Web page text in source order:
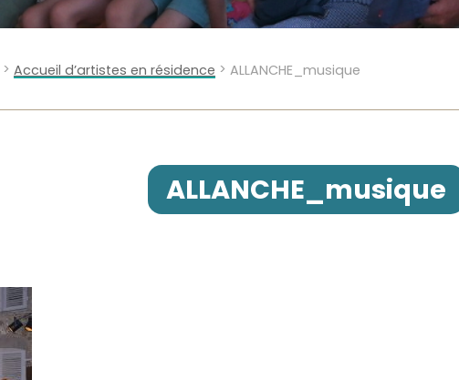
> Accueil d’artistes en résidence > ALLANCHE_musique
ALLANCHE_musique